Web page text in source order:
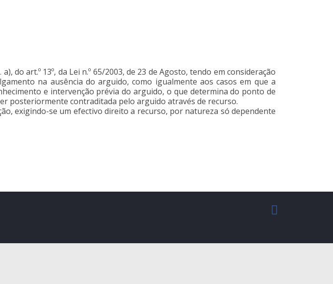
do art.º 13º, da Lei n.º 65/2003, de 23 de Agosto, tendo em consideração
na ausência do arguido, como igualmente aos casos em que a
e intervenção prévia do arguido, o que determina do ponto de
posteriormente contraditada pelo arguido através de recurso.
exigindo-se um efectivo direito a recurso, por natureza só dependente